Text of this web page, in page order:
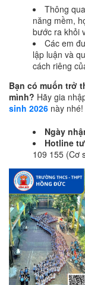
Thông
năng mềm,
bước ra khỏi
Các em
lập luận và
cách riêng
Bạn có muốn trở
mình? Hãy gia
sinh 2026 này nhé!
Ngày
Hotline
109 155 (Cơ